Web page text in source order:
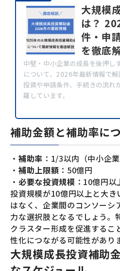
大規模
は？
件・申
を徹底
中堅・中小企業の成長を後押し
について、2026年最新情報で
投資や申請条件、手続きの流れ
羅しています。
補助金額と補助率に
・補助率 ：1/3以内（中小企
・補助上限額 ：50億円
・必要な投資規模 ：10億円以
投資規模が10億円以上と大
はなく、企業間のコンソーシ
力な選択肢となるでしょう。
クラスター形成を促進するこ
性化につながる可能性があり
大規模成長投資補助